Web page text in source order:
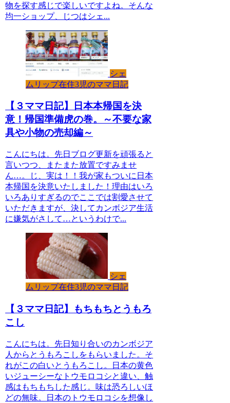
物を探す感じで楽しいですよね。そんな
均一ショップ、じつはシェ...
シェ
ムリップ在住3児のママ日記
【３ママ日記】日本本帰国を決
意！帰国準備虎の巻。～不要な家
具や小物の売却編～
こんにちは。先日ブログ更新を頑張ると
言いつつ、またまた放置ですみませ
ん…。じ、実は！！我が家もついに日本
本帰国を決意いたしました！理由はいろ
いろありすぎるのでここでは割愛させて
いただきますが、決してカンボジア生活
に嫌気がさして…というわけで...
シェ
ムリップ在住3児のママ日記
【３ママ日記】もちもちとうもろ
こし
こんにちは。先日知り合いのカンボジア
人からとうもろこしをもらいました。そ
れがこの白いとうもろこし。日本の黄色
いジューシーなトウモロコシと違い、触
感はもちもちした感じ。味は恐ろしいほ
どの無味。日本のトウモロコシを想像し